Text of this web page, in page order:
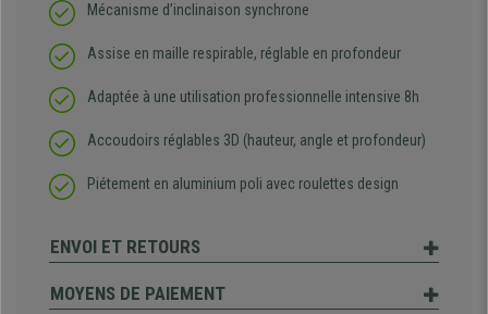
Mécanisme d’inclinaison synchrone
Assise en maille respirable, réglable en profondeur
Adaptée à une utilisation professionnelle intensive 8h
Accoudoirs réglables 3D (hauteur, angle et profondeur)
Piétement en aluminium poli avec roulettes design
ENVOI ET RETOURS
MOYENS DE PAIEMENT